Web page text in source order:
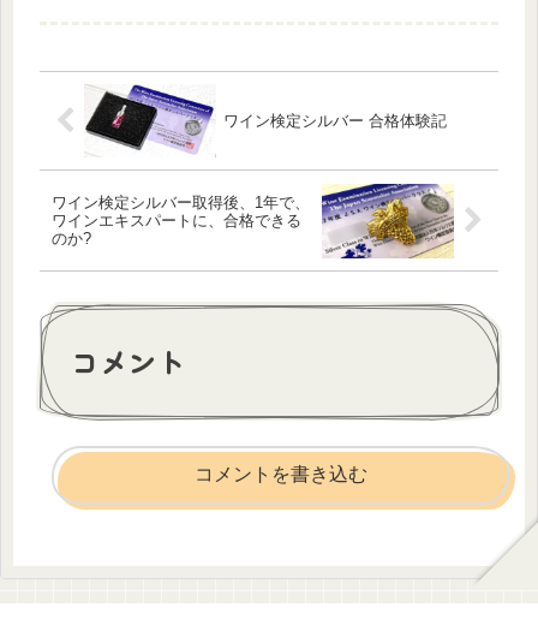
ワイン検定シルバー 合格体験記
ワイン検定シルバー取得後、1年で、
ワインエキスパートに、合格できる
のか?
コメント
コメントを書き込む